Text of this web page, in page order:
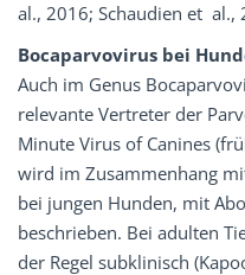
al., 2016; Schaudien et al.,
Bocaparvovirus bei
Auch im Genus
relevante Vertreter der
Minute Virus of Canines
wird im Zusammenhang
bei jungen Hunden, mit
beschrieben. Bei adulten
der Regel subklinisch